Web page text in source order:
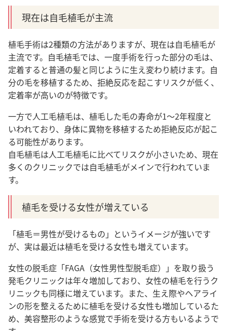
現在は自毛植毛が主流
植毛手術は2種類の方法がありますが、現在は自毛植毛が
主流です。自毛植毛では、一度手術を行った部分の毛は、
定着すると普通の髪と同じように生え変わり続けます。自
分の毛を移植するため、拒絶反応を起こすリスクが低く、
定着率が高いのが特徴です。
一方で人工毛植毛は、植毛した毛の寿命が1〜2年程度と
いわれており、身体に異物を移植するため拒絶反応が起こ
る可能性があります。
自毛植毛は人工毛植毛に比べてリスクが小さいため、現在
多くのクリニックでは自毛植毛がメインで行われていま
す。
植毛を受ける女性が増えている
「植毛＝男性が受けるもの」というイメージが強いです
が、実は最近は植毛を受ける女性も増えています。
女性の脱毛症「FAGA（女性男性型脱毛症）」を取り扱う
発毛クリニックは年々増加しており、女性の植毛を行うク
リニックも同様に増えています。また、生え際やヘアライ
ンの形を整えるために植毛を受ける女性も増加しているた
め、美容整形のような感覚で手術を受ける方もいるようで